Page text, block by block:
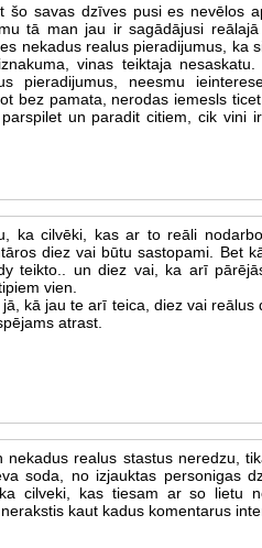
šo savas dzīves pusi es nevēlos
tā man jau ir sagādājusi
nekadus realus pieradijumus, ka
vinas teiktaja
pieradijumus, neesmu
bez pamata, nerodas iemesls
un paradit citiem, cik vini
ka cilvēki, kas ar to reāli
diez vai būtu sastopami. Bet
teikto.. un diez vai, ka arī
vien.
jā, kā jau te arī teica, diez vai reālus
atrast.
nekadus realus stastus neredzu,
soda, no izjauktas personigas
cilveki, kas tiesam ar so lietu
kaut kadus komentarus